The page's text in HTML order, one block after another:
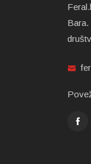
Bara.